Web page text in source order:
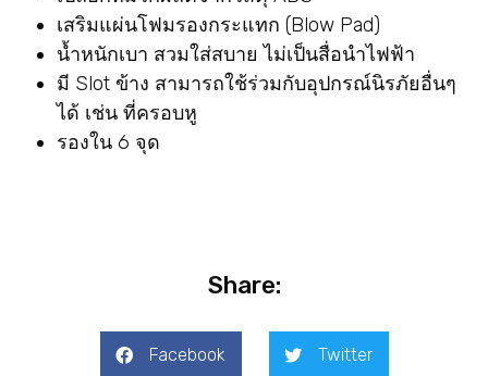
เสริมแผ่นโฟมรองกระแทก (Blow Pad)
น้ำหนักเบา สวมใส่สบาย ไม่เป็นสื่อนำไฟฟ้า
มี Slot ข้าง สามารถใช้ร่วมกับอุปกรณ์นิรภัยอื่นๆ
ได้ เช่น ที่ครอบหู
รองใน 6 จุด
Share:
Facebook Twitter